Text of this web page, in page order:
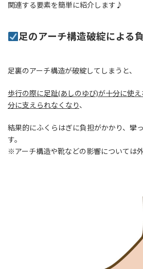
関連する要素を簡単に紹介します♪
足のアーチ構造破綻による
足裏のアーチ構造が破綻してしまうと、
歩行の際に足趾(あしのゆび)が十分に使
分に支えられなくなり、
結果的にふくらはぎに負担がかかり、攣
す。
※アーチ構造や靴などの影響については